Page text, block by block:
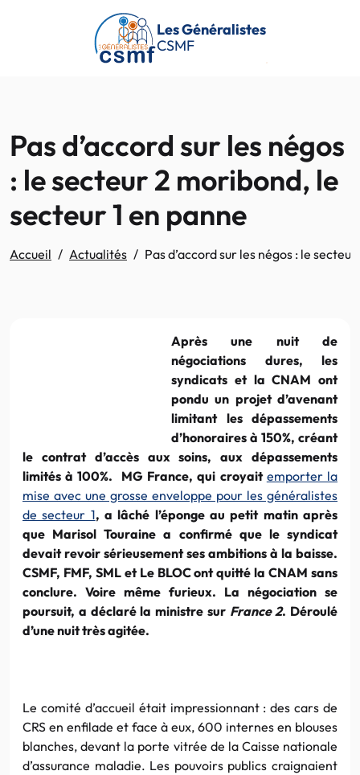
Passer au contenu principal
Les Généralistes
CSMF
Pas d’accord sur les négos
: le secteur 2 moribond, le
secteur 1 en panne
Accueil Actualités Pas d’accord sur les négos : le
Après une nuit de
négociations dures, les
syndicats et la CNAM ont
pondu un projet d’avenant
limitant les dépassements
d’honoraires à 150%, créant
le contrat d’accès aux soins, aux dépassements
limités à 100%. MG France, qui croyait emporter la
mise avec une grosse enveloppe pour les généralistes
de secteur 1, a lâché l’éponge au petit matin après
que Marisol Touraine a confirmé que le syndicat
devait revoir sérieusement ses ambitions à la baisse.
CSMF, FMF, SML et Le BLOC ont quitté la CNAM sans
conclure. Voire même furieux. La négociation se
poursuit, a déclaré la ministre sur France 2. Déroulé
d’une nuit très agitée.
Le comité d’accueil était impressionnant : des cars de
CRS en enfilade et face à eux, 600 internes en blouses
blanches, devant la porte vitrée de la Caisse nationale
d’assurance maladie. Les pouvoirs publics craignaient